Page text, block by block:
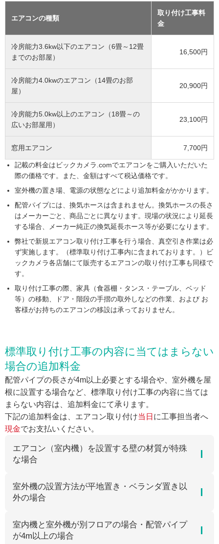
エアコンの種類
取り付け工事料
金
冷房能力3.6kw以下のエアコン（6畳～12畳
までのお部屋）
16,500円
冷房能力4.0kwのエアコン（14畳のお部
屋）
20,900円
冷房能力5.0kw以上のエアコン（18畳～の
広いお部屋用）
23,100円
窓用エアコン 7,700円
記載の料金はビックカメラ.comでエアコンをご購入いただいた
際の価格です。また、金額はすべて税込価格です。
室外機の置き場、電源の状態などにより追加料金がかかります。
配管パイプには、換気ホースは含まれません。換気ホースの長さ
はメーカーごと、商品ごとに異なります。現場の状況により延長
する場合、メーカー純正の換気延長ホース等が必要になります。
弊社で新規エアコン取り付け工事を行う場合、真空引き作業は必
ず実施します。（標準取り付け工事内に含まれております。）ビ
ックカメラ各店舗にて販売するエアコンの取り付け工事も同様で
す。
取り付け工事の際、家具（食器棚・タンス・テーブル、ベッド
等）の移動、ドア・階段の手摺の取外しなどの作業、および お
客様がお持ちのエアコンの移設は承っておりません。
標準取り付け工事の内容に当てはまらない
場合の追加料金
配管パイプの長さが4m以上必要とする場合や、室外機を屋
根に設置する場合など、標準取り付け工事の内容に当ては
まらない内容は、追加料金にて承ります。
下記の追加料金は、エアコン取り付け当日 に工事担当者へ
現金でお支払いください。
エアコン（室内機）を設置する壁の材質が特殊
な場合
室外機の設置方法が平地置き・ベランダ置き以
外の場合
室内機と室外機が別フロアの場合・配管パイプ
が4m以上の場合